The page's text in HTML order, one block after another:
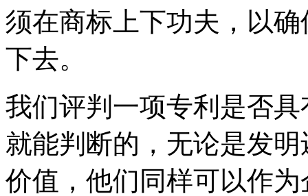
须在商标上下功夫，以
下去。
我们评判一项专利是否
就能判断的，无论是发
价值，他们同样可以作